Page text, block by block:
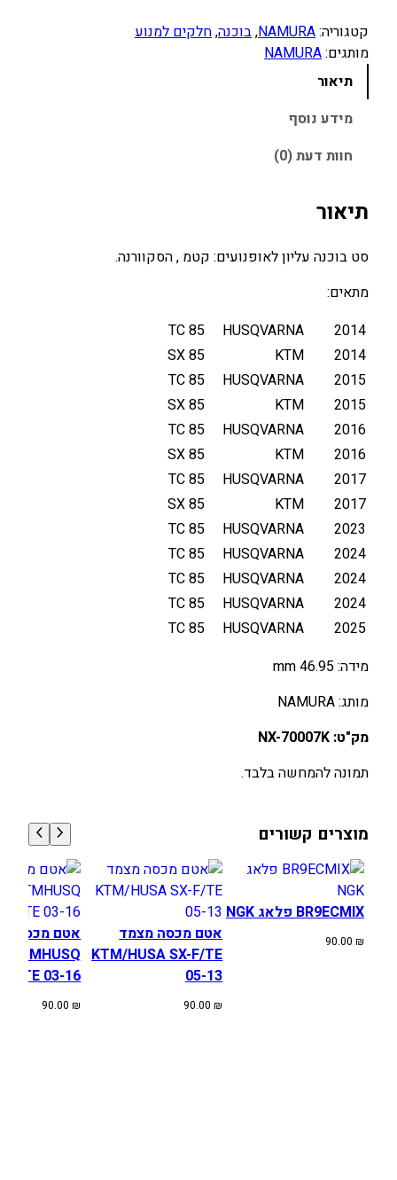
ו
ת
ל
כ
נ
מ
ל
ע
ם
א
מ
ם
ע
ל
ן
K
T
M
H
S
K
5
/
T
C
A
קטגוריה:NAMURA
, בוכנה, חלקים למנוע
מותגים:NAMURA
תיאור
מידע נוסף
חוות דעת (0)
תיאור
סט בוכנה עליון לאופנועים: קטמ , הסקוורנה.
מתאים:
2014
HUSQVARNA
TC 85
2014
KTM
85 SX
2015
HUSQVARNA
TC 85
2015
KTM
85 SX
2016
HUSQVARNA
TC 85
2016
KTM
85 SX
2017
HUSQVARNA
TC 85
2017
KTM
85 SX
2023
HUSQVARNA
TC 85
2024
HUSQVARNA
TC 85
2024
HUSQVARNA
TC 85
2024
HUSQVARNA
TC 85
2025
HUSQVARNA
TC 85
מידה: 46.95 mm
מותג: NAMURA
מק"ט: NX-70007K
תמונה להמחשה בלבד.
מוצרים קשורים
BR9ECMIX פלאג NGK
90.00 ₪
אטם מכסה מצמד
KTM/HUSA SX-F/TE
05-13
90.00₪
אטם מכסה
KTMHUSQ
TE 03-16
90.00₪